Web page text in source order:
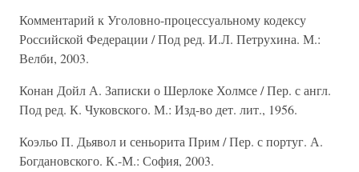
Комментарий к Уголовно-процессуальному кодексу
Российской Федерации / Под ред. И.Л. Петрухина. М.:
Велби, 2003.
Конан Дойл А. Записки о Шерлоке Холмсе / Пер. с англ.
Под ред. К. Чуковского. М.: Изд-во дет. лит., 1956.
Коэльо П. Дьявол и сеньорита Прим / Пер. с португ. А.
Богдановского. К.-М.: София, 2003.